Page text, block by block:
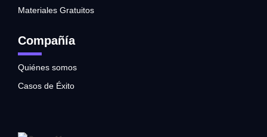
Materiales Gratuitos
Compañía
Quiénes somos
Casos de Éxito